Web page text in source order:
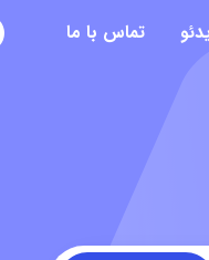
تماس با ما